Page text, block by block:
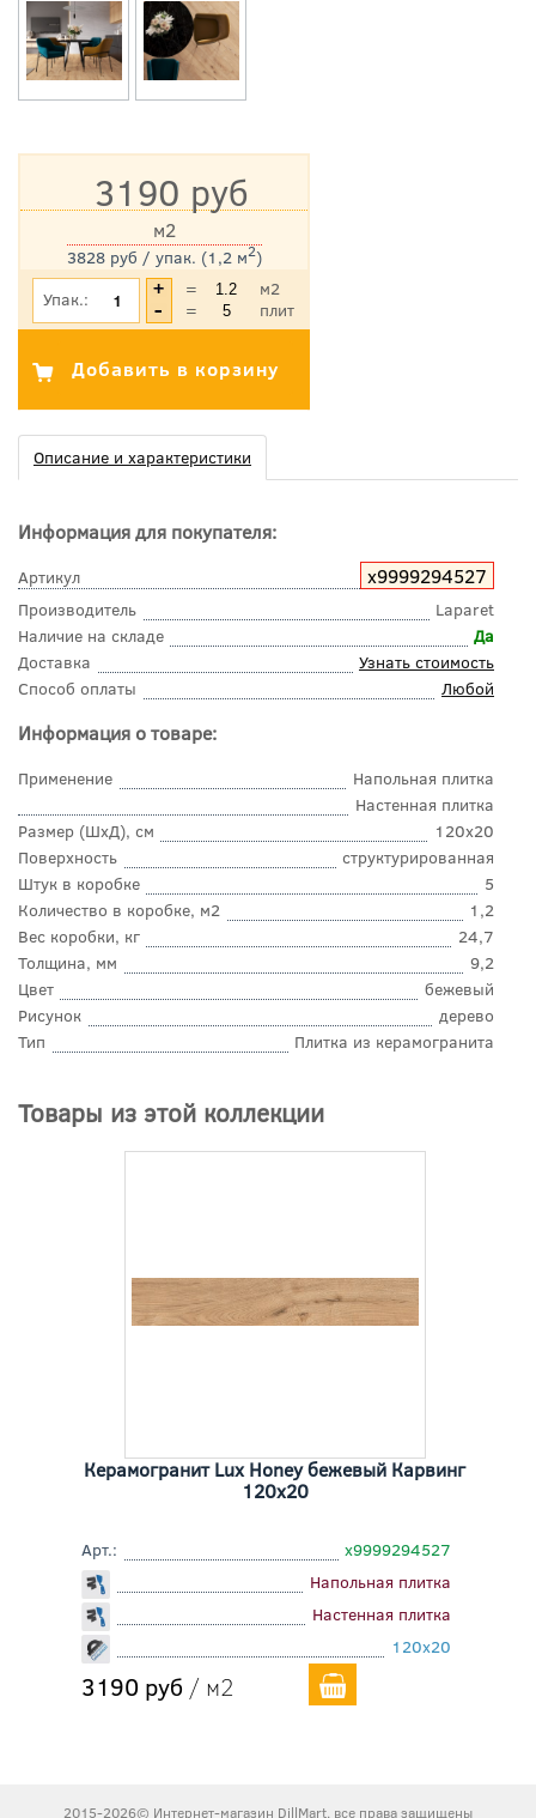
3190 руб
3828 руб / упак. (1,2 м2)
м2
*Цена указана с учетом НДС
Упак.: =
м2
=
плит
Описание и характеристики
Информация для покупателя:
Артикул х9999294527
Производитель
Laparet
Наличие на складе
Да
Доставка
Узнать стоимость
Способ оплаты
Любой
Информация о товаре:
Применение
Напольная плитка
Настенная плитка
Размер (ШхД), см
120x20
Поверхность
структурированная
Штук в коробке
5
Количество в коробке, м2
1,2
Вес коробки, кг
24,7
Толщина, мм
9,2
Цвет
бежевый
Рисунок
дерево
Тип
Плитка из керамогранита
Товары из этой коллекции
Керамогранит Lux Honey бежевый Карвинг
120x20
Арт.:
х9999294527
Напольная плитка
Настенная плитка
120x20
3190 руб / м2
2015-2026© Интернет-магазин DillMart, все права защищены